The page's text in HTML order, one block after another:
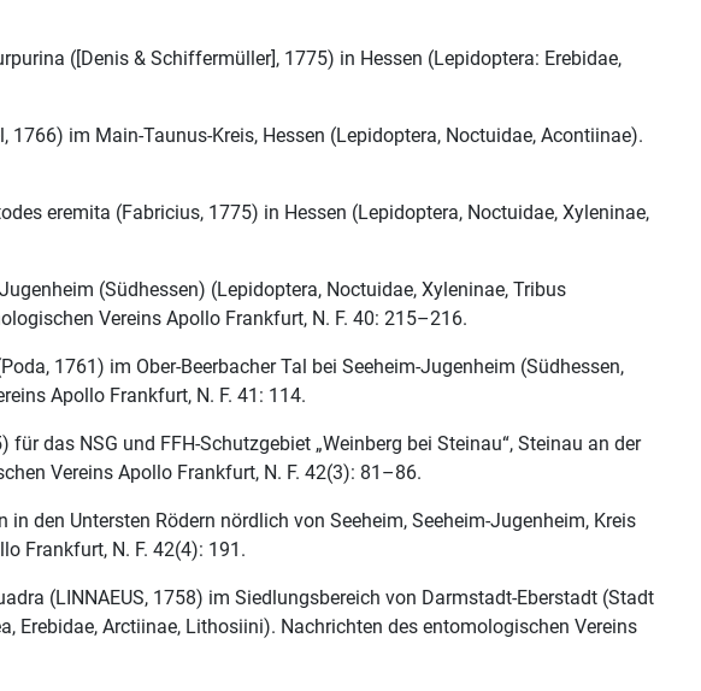
([Denis & Schiffermüller], 1775) in Hessen (Lepidoptera: Erebidae,
im Main-Taunus-Kreis, Hessen (Lepidoptera, Noctuidae, Acontiinae).
eremita (Fabricius, 1775) in Hessen (Lepidoptera, Noctuidae, Xyleninae,
(Südhessen) (Lepidoptera, Noctuidae, Xyleninae, Tribus
Vereins Apollo Frankfurt, N. F. 40: 215–216.
1761) im Ober-Beerbacher Tal bei Seeheim-Jugenheim (Südhessen,
Apollo Frankfurt, N. F. 41: 114.
das NSG und FFH-Schutzgebiet „Weinberg bei Steinau“, Steinau an der
Vereins Apollo Frankfurt, N. F. 42(3): 81–86.
den Untersten Rödern nördlich von Seeheim, Seeheim-Jugenheim, Kreis
Frankfurt, N. F. 42(4): 191.
(LINNAEUS, 1758) im Siedlungsbereich von Darmstadt-Eberstadt (Stadt
Erebidae, Arctiinae, Lithosiini). Nachrichten des entomologischen Vereins